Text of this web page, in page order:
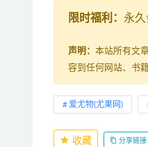
限时福利： 永
声明： 本站所有文
容到任何网站、书
爱尤物(尤果网)
收藏 分享链接